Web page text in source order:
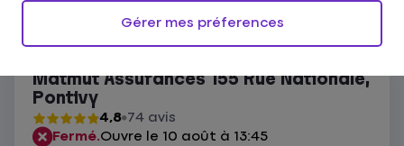
Carte
Matmut Assurances 155 Rue Nationale,
Pontivy
4,8 74 avis
Fermé.Ouvre le 10 août à 13:45
Gérer mes préferences